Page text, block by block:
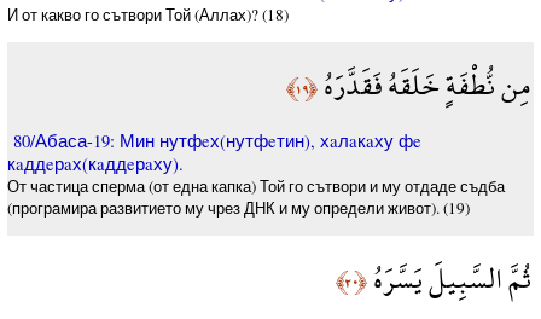
И от какво го сътвори Той (Аллах)? (18)
مِن نُّطْفَةٍ خَلَقَهُ فَقَدَّرَهُ﴿١٩﴾
80/Абаса-19: Мин нутфeх(нутфeтин), хaлaкaху фe
кaддeрaх(кaддeрaху).
От частица сперма (от една капка) Той го сътвори и му отдаде съдба
(програмира развитието му чрез ДНК и му определи живот). (19)
ثُمَّ السَّبِيلَ يَسَّرَهُ﴿٢٠﴾